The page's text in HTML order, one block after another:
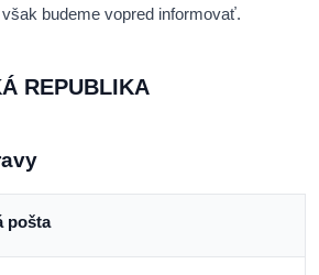
budeme vopred informovať.
REPUBLIKA
pošta